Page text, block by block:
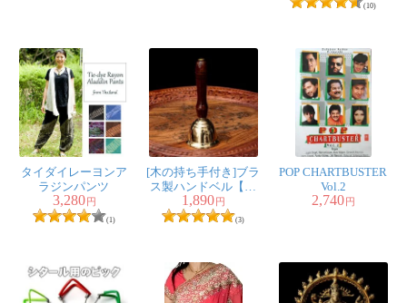
(10)
タイダイレーヨンア
ラジンパンツ
3,280 円
(1)
[木の持ち手付き]ブラ
ス製ハンドベル【約
13.5cm】
1,890 円
(3)
POP CHARTBUSTER
Vol.2
2,740 円